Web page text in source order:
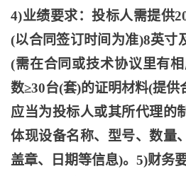
4)业绩要求：投标人需提供
(以合同签订时间为准)8英寸
(需在合同或技术协议里有
数≥30台(套)的证明材料(提供
应当为投标人或其所代理的
体现设备名称、型号、数量
盖章、日期等信息)。5)财务要